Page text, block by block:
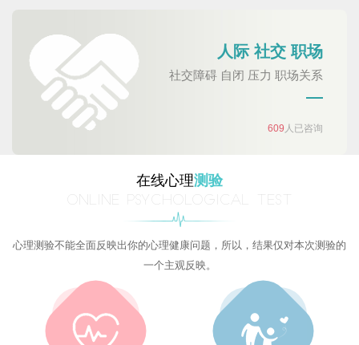
人际 社交 职场
社交障碍 自闭 压力 职场关系
609 人已咨询
在线心理测验
ONLINE PSYCHOLOGICAL TEST
心理测验不能全面反映出你的心理健康问题，所以，结果仅对本次测验的
一个主观反映。